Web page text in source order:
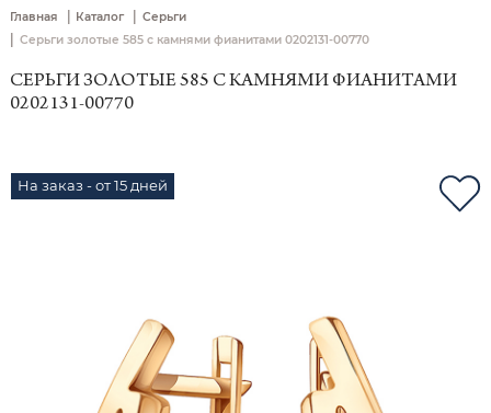
Главная | Каталог | Серьги
| Серьги золотые 585 с камнями фианитами 0202131-00770
СЕРЬГИ ЗОЛОТЫЕ 585 С КАМНЯМИ ФИАНИТАМИ
0202131-00770
На заказ - от 15 дней